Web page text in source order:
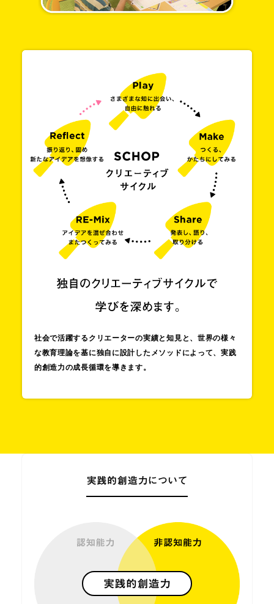
社会で活躍するクリエーターの実績と知見と、 世界の様々
な教育理論を基に独自に設計したメソッドによって、実践
的創造力の成長循環を導きます。